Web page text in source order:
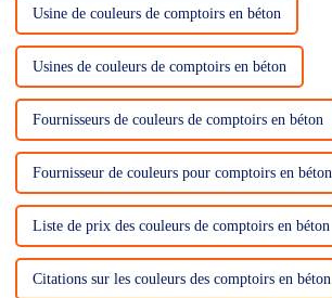
Usine de couleurs de comptoirs en béton
Usines de couleurs de comptoirs en béton
Fournisseurs de couleurs de comptoirs en béton
Fournisseur de couleurs pour comptoirs en béton
Liste de prix des couleurs de comptoirs en béton
Citations sur les couleurs des comptoirs en béton